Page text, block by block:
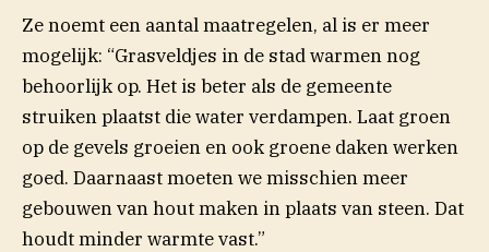
Ze noemt een aantal maatregelen, al is er meer
mogelijk: “Grasveldjes in de stad warmen nog
behoorlijk op. Het is beter als de gemeente
struiken plaatst die water verdampen. Laat groen
op de gevels groeien en ook groene daken werken
goed. Daarnaast moeten we misschien meer
gebouwen van hout maken in plaats van steen. Dat
houdt minder warmte vast.”